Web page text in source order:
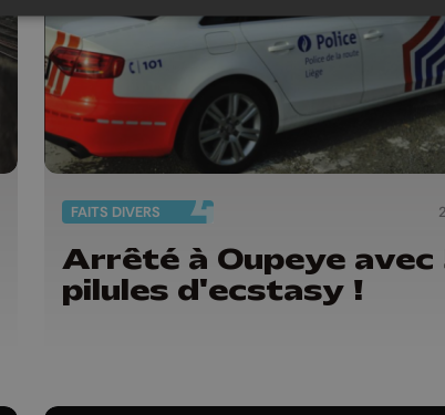
FAITS DIVERS
Arrêté à Oupeye
pilules d'ecstasy !